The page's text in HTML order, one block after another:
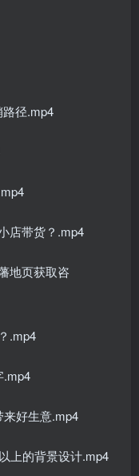
径.mp4
店带货？.mp4
地页获取咨
.mp4
.mp4
好生意.mp4
上的背景设计.mp4